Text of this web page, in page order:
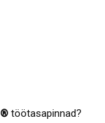
® töötasapinnad?